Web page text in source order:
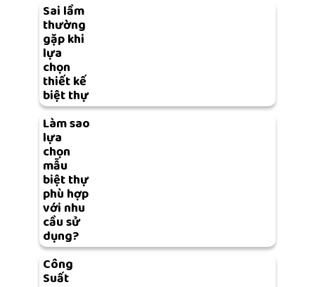
Sai lầm
thường
gặp khi
lựa
chọn
thiết kế
biệt thự
Làm sao
lựa
chọn
mẫu
biệt thự
phù hợp
với nhu
cầu sử
dụng?
Công
Suất